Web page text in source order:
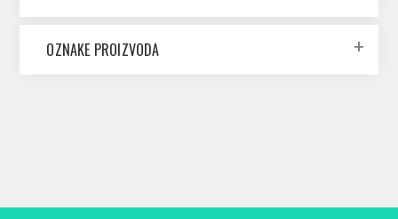
OZNAKE PROIZVODA